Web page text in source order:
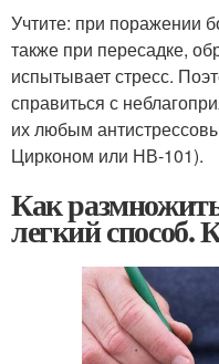
Учтите: при поражении
также при пересадке,
испытывает стресс.
справиться с
их любым
Цирконом или НВ-101).
Как
легкий способ.